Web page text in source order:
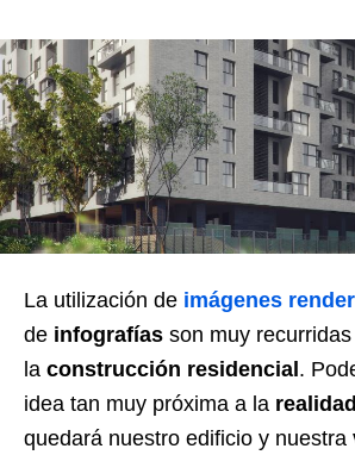
La utilización de imágenes
de infografías son muy
la construcción residencial.
idea tan muy próxima a la realidad
quedará nuestro edificio y nuestra